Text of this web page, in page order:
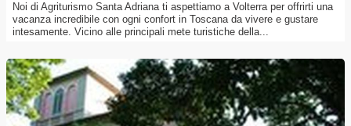
Noi di Agriturismo Santa Adriana ti aspettiamo a Volterra per offrirti una
vacanza incredibile con ogni confort in Toscana da vivere e gustare
intesamente. Vicino alle principali mete turistiche della...